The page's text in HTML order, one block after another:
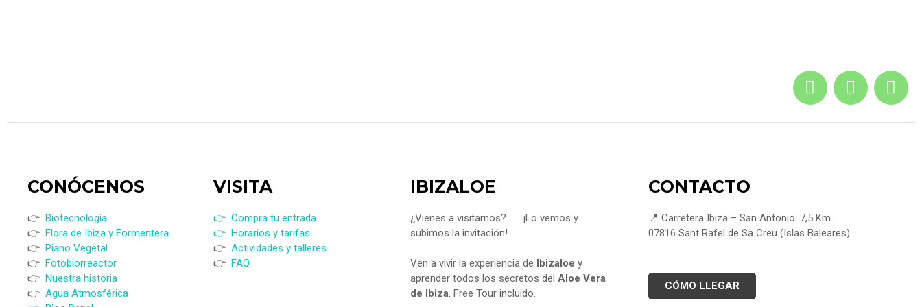
CONÓCENOS
👉 Biotecnología
👉 Flora de Ibiza y Formentera
👉 Piano Vegetal
👉 Fotobiorreactor
👉 Nuestra historia
👉 Agua Atmosférica
VISITA
👉 Compra tu entrada
👉 Horarios y tarifas
👉Actividades y talleres
👉FAQ
IBIZALOE
¿Vienes a visitarnos?
¡Lo vemos y
subimos la invitación!
Ven a vivir la experiencia de Ibizaloe y
aprender todos los secretos del Aloe Vera
de Ibiza. Free Tour incluido.
CONTACTO
📍 Carretera Ibiza – San Antonio. 7,5 Km
07816 Sant Rafel de Sa Creu (Islas Baleares)
CÓMO LLEGAR